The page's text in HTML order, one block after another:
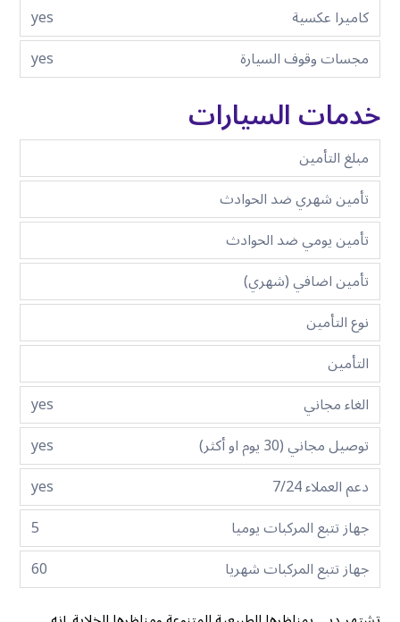
كاميرا عكسية
yes
مجسات وقوف السيارة
yes
خدمات السيارات
مبلغ التأمين
تأمين شهري ضد الحوادث
تأمين يومي ضد الحوادث
تأمين اضافي (شهري)
نوع التأمين
التأمين
الغاء مجاني
yes
توصيل مجاني (30 يوم او أكثر)
yes
دعم العملاء 7/24
yes
جهاز تتبع المركبات يوميا
5
جهاز تتبع المركبات شهريا
60